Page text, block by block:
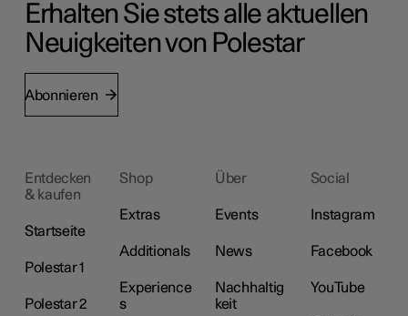
Erhalten Sie stets alle aktuellen
Neuigkeiten von Polestar
Abonnieren
Entdecken
& kaufen
Startseite
Polestar 1
Polestar 2
Shop
Extras
Additionals
Experience
s
Über
Events
News
Nachhaltig
keit
Social
Instagram
Facebook
YouTube